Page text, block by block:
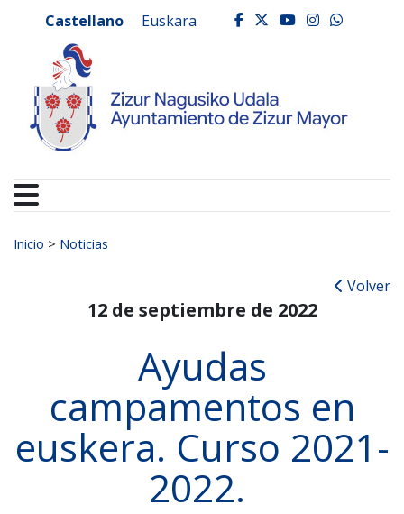
Ayuntamiento de
Castellano Euskara facebook
twitter
youtube
Buscar:
Inicio > Noticias
Volver
12 de septiembre de 2022
Ayudas
campamentos en
euskera. Curso 2021-
2022.